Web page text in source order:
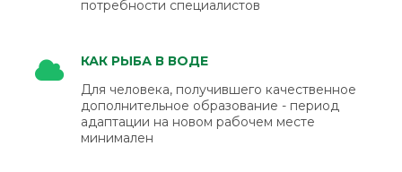
потребности специалистов
КАК РЫБА В ВОДЕ
Для человека, получившего качественное
дополнительное образование - период
адаптации на новом рабочем месте
минимален